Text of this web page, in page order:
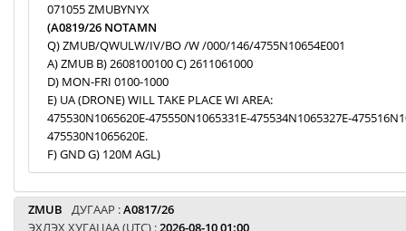
071055 ZMUBYNYX
(A0819/26 NOTAMN
Q) ZMUB/QWULW/IV/BO /W /000/146/4755N10654E001
A) ZMUB B) 2608100100 C) 2611061000
D) MON-FRI 0100-1000
E) UA (DRONE) WILL TAKE PLACE WI AREA:
475530N1065620E-475550N1065331E-475534N1065327E-
475530N1065620E.
F) GND G) 120M AGL)
ZMUB ДУГААР :A0817/26
ЭХЛЭХ ХУГАЦАА (UTC) :2026-08-10 01:00